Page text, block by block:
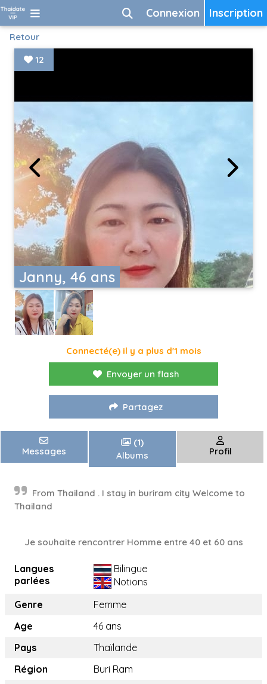
Inscription
Connexion
Retour
Janny, 46 ans
12
Connecté(e) il y a plus d'1 mois
Envoyer un flash
Partagez
Messages
(1)
Albums
Profil
From Thailand . I stay in buriram city Welcome to
Thailand
Je souhaite rencontrer Homme entre 40 et 60 ans
Langues
parlées
Bilingue
Notions
Genre
Femme
Age
46 ans
Pays
Thaïlande
Région
Buri Ram